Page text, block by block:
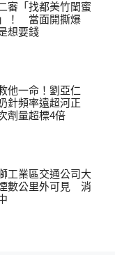
審「找都美竹閨蜜
！ 當面開撕爆
想要錢
他一命！劉亞仁
針頻率遠超河正
劑量超標4倍
工業區交通公司大
數公里外可見 消